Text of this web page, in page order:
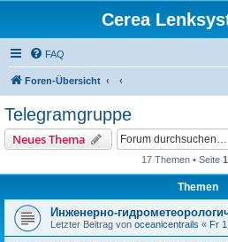
Cerea
FAQ
Foren-Übersicht
Telegramgruppe
Neues Thema
17 Themen • Seite 1
Themen
Инженерно-
Letzter Beitrag von oceanicentrails « Fr